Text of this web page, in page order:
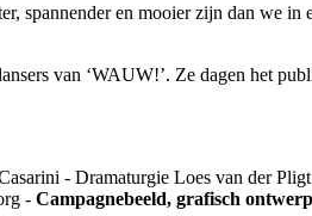
spannender en mooier zijn dan we in
van ‘WAUW!’. Ze dagen het
- Dramaturgie Loes van derPligt
- Campagnebeeld, grafisch ontwerp